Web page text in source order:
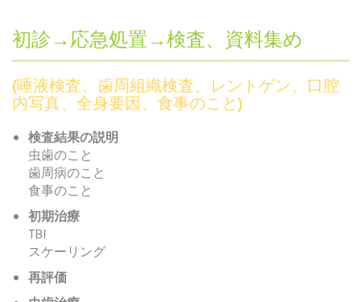
初診→応急処置→検査、資料集め
(唾液検査、歯周組織検査、レントゲン、口腔
内写真、全身要因、食事のこと)
検査結果の説明
虫歯のこと
歯周病のこと
食事のこと
初期治療
TBI
スケーリング
再評価